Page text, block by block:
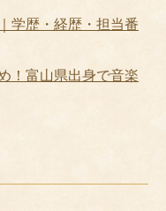
学歴・経歴・担当番
！富山県出身で音楽